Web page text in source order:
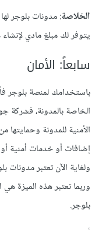
الخلاصة: مدونات بلوجر
يتوفر لك مبلغ مادي
سابعاً: الأمان
باستخدامك لمنصة بلوجر
الخاصة بالمدونة، فشركة
الأمنية للمدونة
إضافات أو خدمات أمنية
ولغاية الآن تعتبر
وربما تعتبر هذه الميزة
بلوجر.